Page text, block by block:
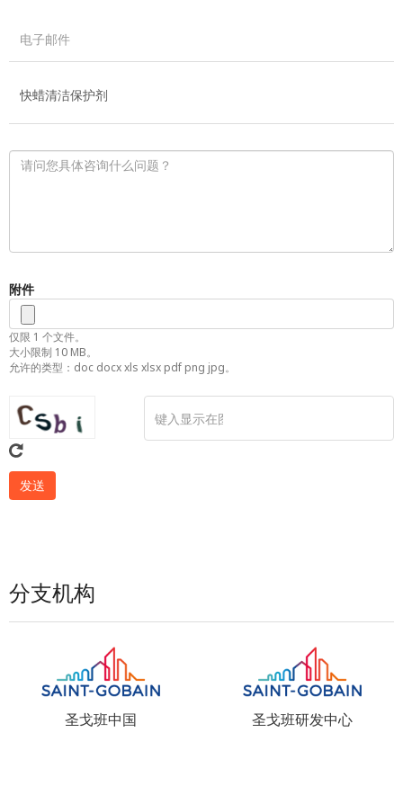
附件
仅限 1 个文件。
大小限制 10 MB。
允许的类型：doc docx xls xlsx pdf png jpg。
分支机构
圣戈班中国 圣戈班研发中心